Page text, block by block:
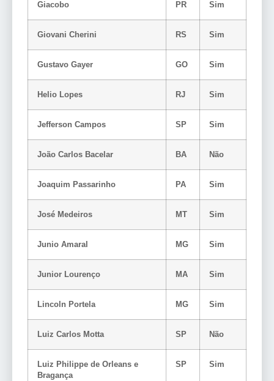
Giacobo PR Sim
Giovani Cherini RS Sim
Gustavo Gayer GO Sim
Helio Lopes RJ Sim
Jefferson Campos SP Sim
João Carlos Bacelar BA Não
Joaquim Passarinho PA Sim
José Medeiros MT Sim
Junio Amaral MG Sim
Junior Lourenço MA Sim
Lincoln Portela MG Sim
Luiz Carlos Motta SP Não
Luiz Philippe de Orleans e
Bragança
SP Sim